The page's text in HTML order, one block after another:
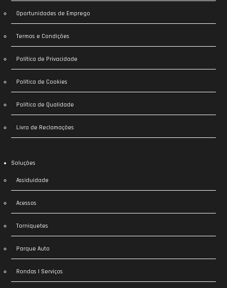
Oportunidades de Emprego
Termos e Condições
Política de Privacidade
Política de Cookies
Política de Qualidade
Livro de Reclamações
Soluções
Assiduidade
Acessos
Torniquetes
Parque Auto
Rondas | Serviços